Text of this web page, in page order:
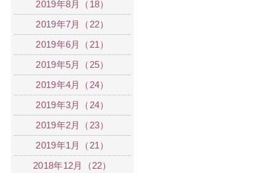
2019年8月（18）
2019年7月（22）
2019年6月（21）
2019年5月（25）
2019年4月（24）
2019年3月（24）
2019年2月（23）
2019年1月（21）
2018年12月（22）